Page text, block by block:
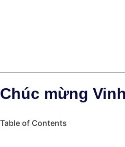
Chúc mừng
Table of Contents